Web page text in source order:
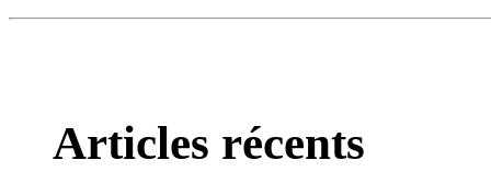
Articles récents